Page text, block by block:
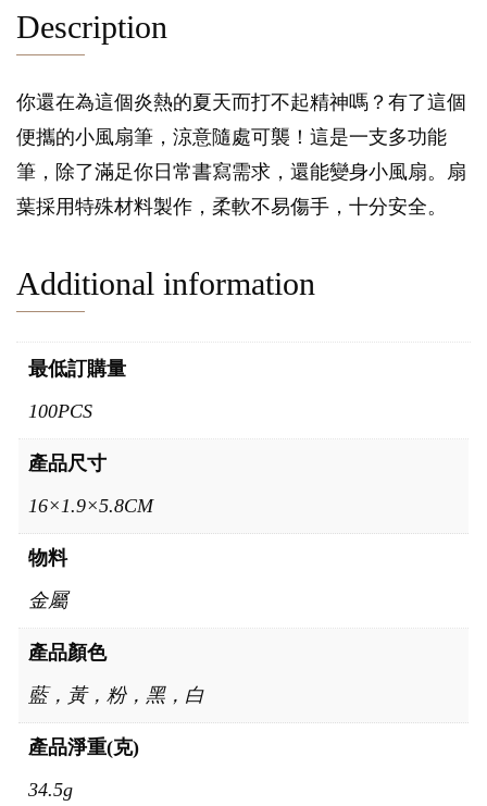
Description
你還在為這個炎熱的夏天而打不起精神嗎？有了這個
便攜的小風扇筆，涼意隨處可襲！這是一支多功能
筆，除了滿足你日常書寫需求，還能變身小風扇。扇
葉採用特殊材料製作，柔軟不易傷手，十分安全。
Additional information
最低訂購量
100PCS
產品尺寸
16×1.9×5.8CM
物料
金屬
產品顏色
藍，黃，粉，黑，白
產品淨重(克)
34.5g